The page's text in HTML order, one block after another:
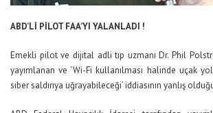
ABD’Lİ PİLOT FAA’YI YALANLADI !
Emekli pilot ve dijital adli tıp uzmanı Dr. Phil
yayımlanan ve ‘Wi-Fi kullanılması halinde uçak
siber saldırıya uğrayabileceği’ iddiasının yanlış